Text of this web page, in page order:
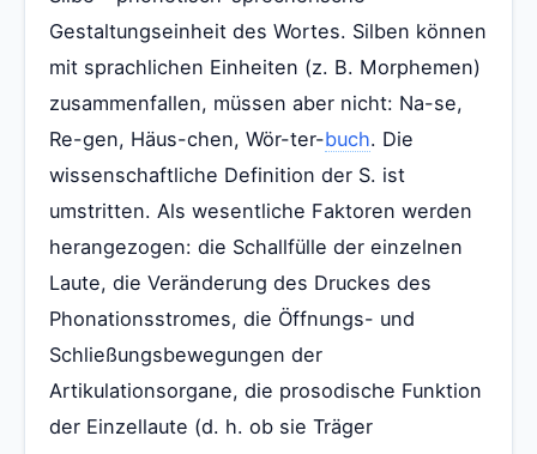
Gestaltungseinheit des Wortes. Silben können
mit sprachlichen Einheiten (z. B. Morphemen)
zusammenfallen, müssen aber nicht: Na-se,
Re-gen, Häus-chen, Wör-ter-buch. Die
wissenschaftliche Definition der S. ist
umstritten. Als wesentliche Faktoren werden
herangezogen: die Schallfülle der einzelnen
Laute, die Veränderung des Druckes des
Phonationsstromes, die Öffnungs- und
Schließungsbewegungen der
Artikulationsorgane, die prosodische Funktion
der Einzellaute (d. h. ob sie Träger